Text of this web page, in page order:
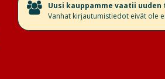
​Uusi kauppamme vaatii
Vanhat kirjautumistiedot eivät ole